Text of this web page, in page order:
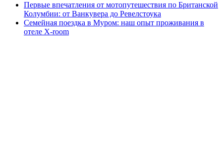
Первые впечатления от мотопутешествия по Британской
Колумбии: от Ванкувера до Ревелстоука
Семейная поездка в Муром: наш опыт проживания в
отеле X-room